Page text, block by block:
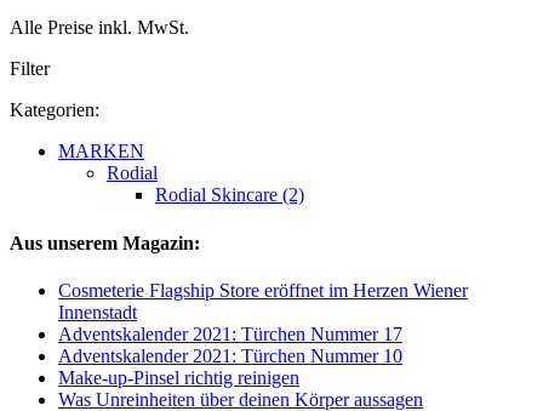
Alle Preise inkl. MwSt.
Filter
Kategorien:
MARKEN
Rodial
Rodial Skincare (2)
Aus unserem Magazin:
Cosmeterie Flagship Store eröffnet im Herzen Wiener
Innenstadt
Adventskalender 2021: Türchen Nummer 17
Adventskalender 2021: Türchen Nummer 10
Make-up-Pinsel richtig reinigen
Was Unreinheiten über deinen Körper aussagen